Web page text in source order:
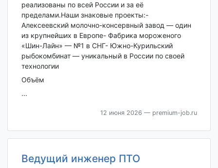
реализованы по всей России и за её
пределами.Наши знаковые проекты:-
Алексеевский молочно-консервный завод — один
из крупнейших в Европе- Фабрика мороженого
«Шин-Лайн» — №1 в СНГ- Южно-Курильский
рыбокомбинат — уникальный в России по своей
технологии
Объём
...
12 июня 2026 — premium-job.ru
Ведущий инженер ПТО